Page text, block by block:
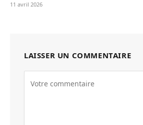
11 avril 2026
LAISSER UN COMMENTAIRE